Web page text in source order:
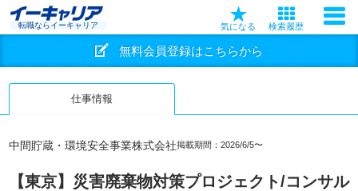
転職ならイーキャリア 気になる 検索履歴
無料会員登録はこちらから
仕事情報
中間貯蔵・環境安全事業株式会社掲載期間：2026/6/5〜
【東京】災害廃棄物対策プロジェクト/コンサル